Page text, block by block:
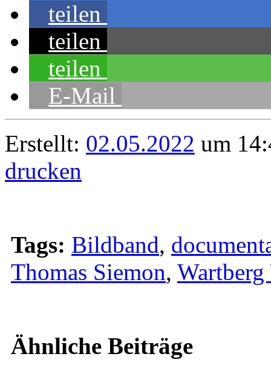
teilen
teilen
teilen
E-Mail
Erstellt: 02.05.2022 um
drucken
Tags: Bildband,
Thomas Siemon, Wartberg
Ähnliche Beiträge